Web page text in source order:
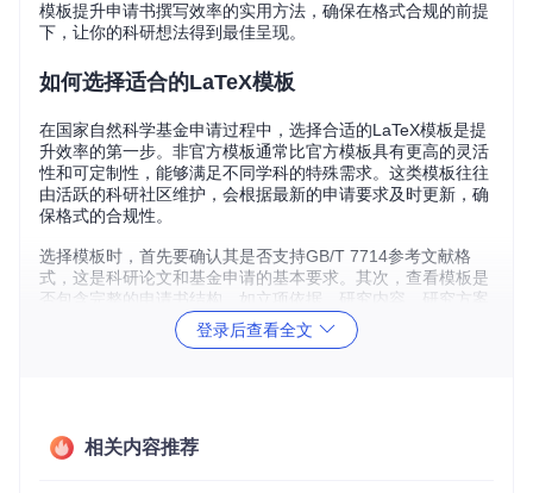
模板提升申请书撰写效率的实用方法，确保在格式合规的前提
下，让你的科研想法得到最佳呈现。
如何选择适合的LaTeX模板
在国家自然科学基金申请过程中，选择合适的LaTeX模板是提
升效率的第一步。非官方模板通常比官方模板具有更高的灵活
性和可定制性，能够满足不同学科的特殊需求。这类模板往往
由活跃的科研社区维护，会根据最新的申请要求及时更新，确
保格式的合规性。
选择模板时，首先要确认其是否支持GB/T 7714参考文献格
式，这是科研论文和基金申请的基本要求。其次，查看模板是
否包含完整的申请书结构，如立项依据、研究内容、研究方案
等主要章节。最后，了解模板的社区支持情况，活跃的社区意
味着更好的问题解答和持续的更新维护。
可能会有细微变化，及时更新模板是避免格式问题的关
键。
登录后查看全文
相关内容推荐